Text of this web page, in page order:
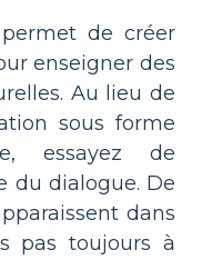
de créer
enseigner des
Au lieu de
sous forme
essayez de
du dialogue. De
dans
pas toujours à